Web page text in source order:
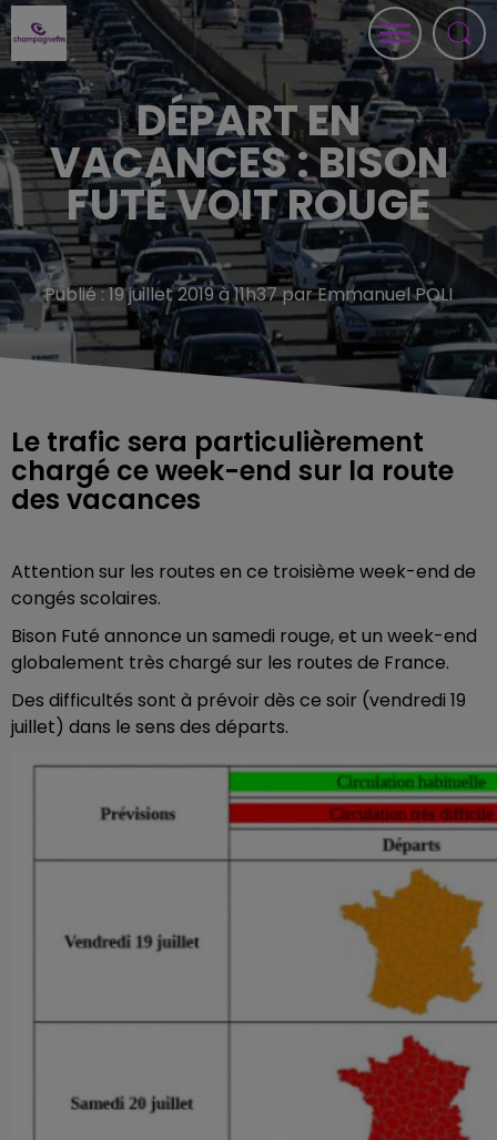
DÉPART EN
VACANCES : BISON
FUTÉ VOIT ROUGE
Publié : 19 juillet 2019 à 11h37 par Emmanuel POLI
Le trafic sera particulièrement
chargé ce week-end sur la route
des vacances
Attention sur les routes en ce troisième week-end de
congés scolaires.
Bison Futé annonce un samedi rouge, et un week-end
globalement très chargé sur les routes de France.
Des difficultés sont à prévoir dès ce soir (vendredi 19
juillet) dans le sens des départs.